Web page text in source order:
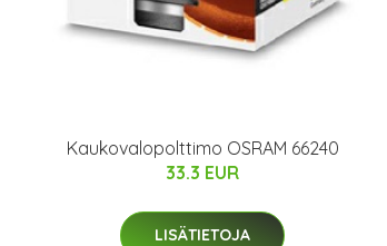
Kaukovalopolttimo OSRAM 66240
33.3 EUR
LISÄTIETOJA